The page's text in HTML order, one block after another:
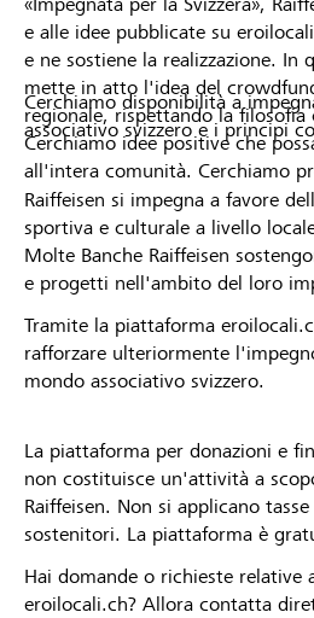
e alle idee pubblicate su
e ne sostiene la realizzazione. In
mette in atto l'idea del
regionale, rispettando la filosofia
Cerchiamo idee positive che
all'intera comunità. Cerchiamo
Cerchiamo disponibilità a
associativo svizzero e i principi
Raiffeisen si impegna a favore
sportiva e culturale a livello
Molte Banche Raiffeisen
e progetti nell'ambito del loro
Tramite la piattaforma
rafforzare ulteriormente
mondo associativo svizzero.
La piattaforma per donazioni e
non costituisce un'attività a
Raiffeisen. Non si applicano
sostenitori. La piattaforma è
Hai domande o richieste relative
eroilocali.ch? Allora contatta